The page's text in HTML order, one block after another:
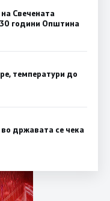
Свечената
години Општина
температури до
државата се чека